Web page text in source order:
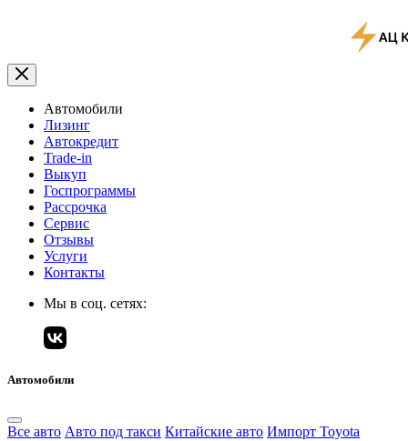
Автомобили
Лизинг
Автокредит
Trade-in
Выкуп
Госпрограммы
Рассрочка
Сервис
Отзывы
Услуги
Контакты
Мы в соц. сетях:
Автомобили
Все авто Авто под такси Китайские авто Импорт Toyota